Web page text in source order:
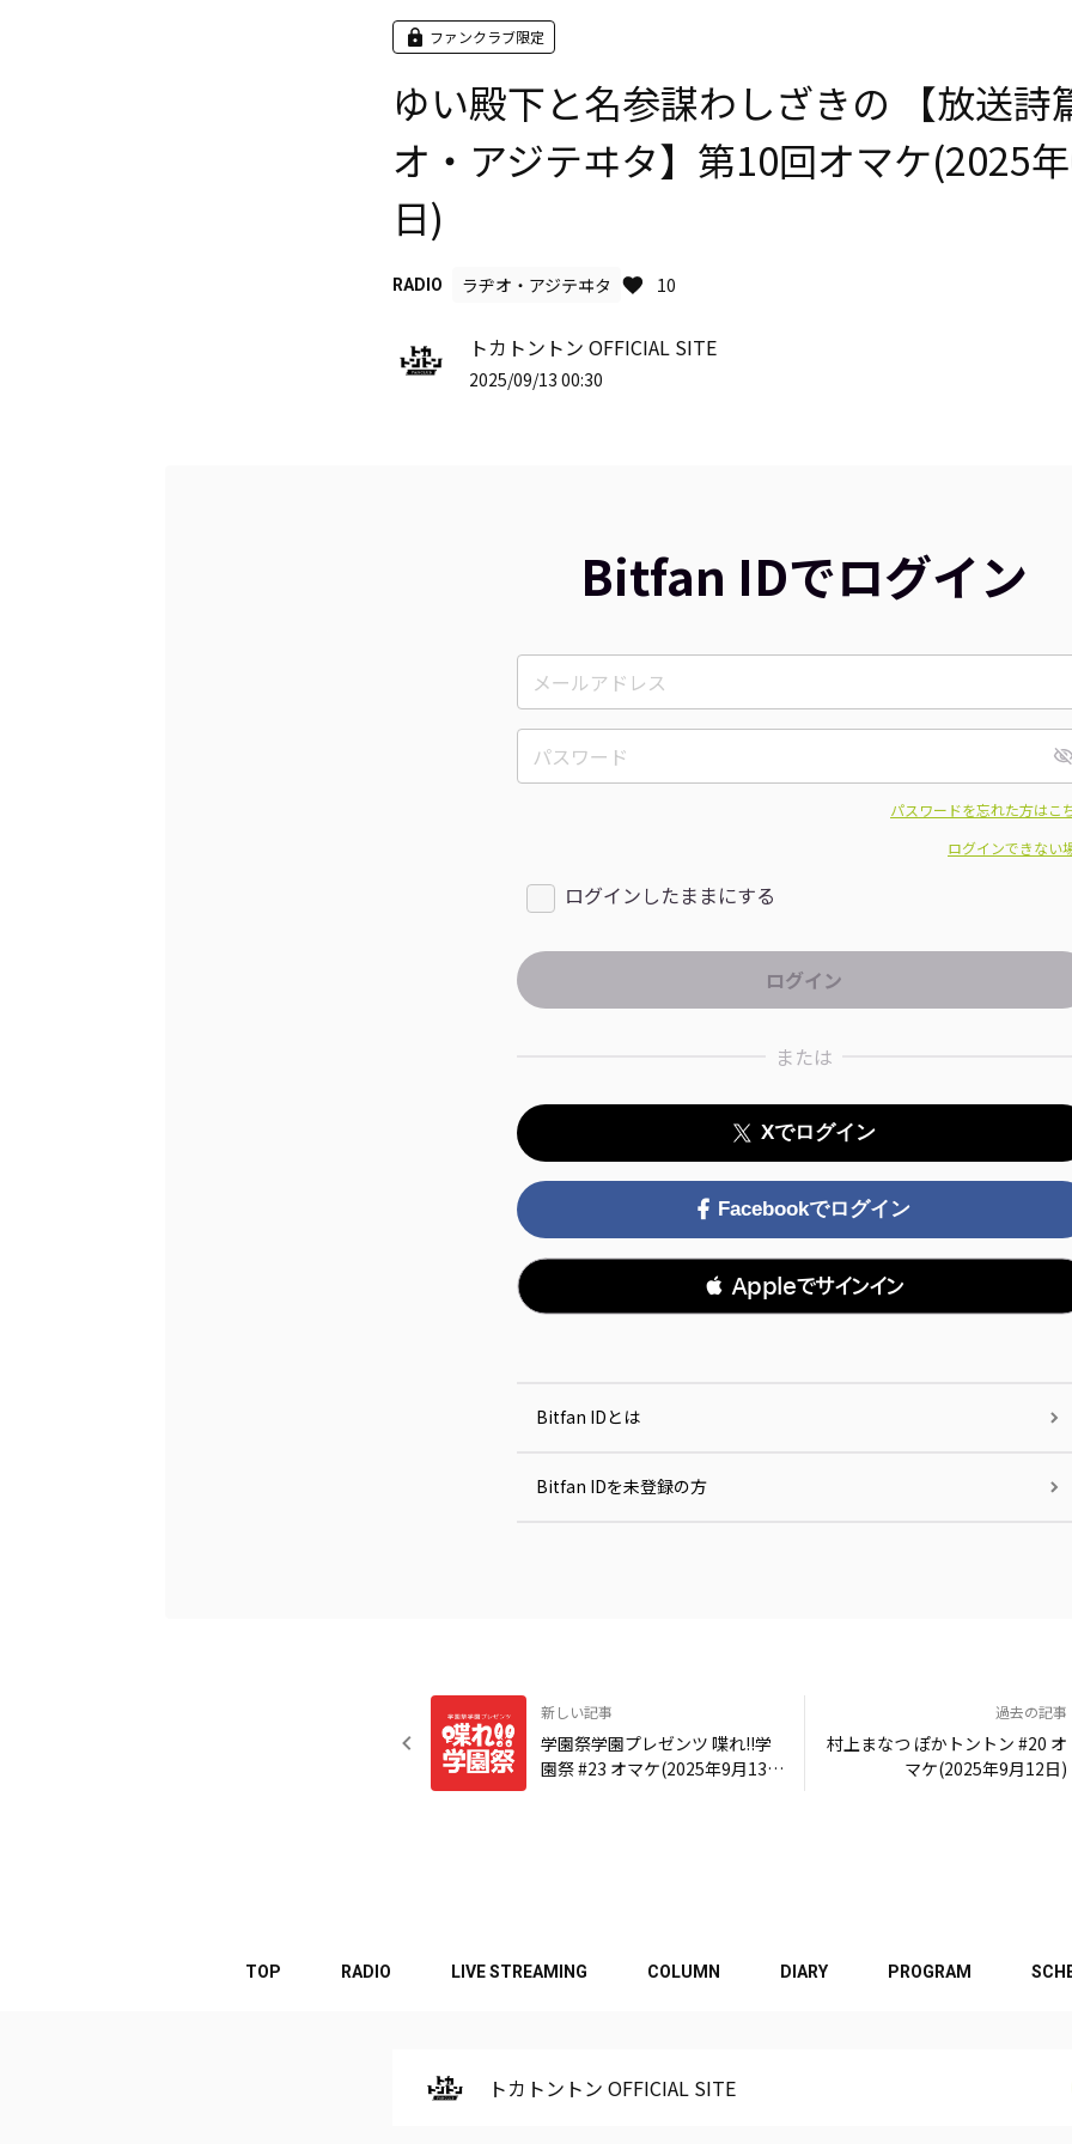
ファンクラブ限定
ゆい殿下と名参謀わしざきの 【放送詩
オ・アジテヰタ】第10回オマケ(2025
日)
RADIO ラヂオ・アジテヰタ 10
トカトントン OFFICIAL SITE
2025/09/13 00:30
Bitfan IDでログイン
パスワードを忘れた方はこ
ログインできない
ログインしたままにする
または
Xでログイン
Facebookでログイン
 Appleでサインイン
Bitfan IDとは
Bitfan IDを未登録の方
新しい記事
学園祭学園プレゼンツ 喋れ!!学
園祭 #23 オマケ(2025年9月13
過去の記事
村上まなつ ぽかトントン #20 オ
マケ(2025年9月12日)
TOP RADIO LIVE STREAMING COLUMN DIARY PROGRAM
トカトントン OFFICIAL SITE